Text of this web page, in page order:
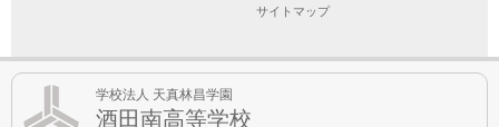
サイトマップ
学校法人 天真林昌学園
酒田南高等学校